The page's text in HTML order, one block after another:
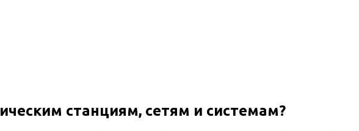
станциям, сетям и системам?